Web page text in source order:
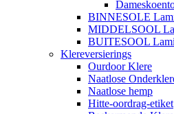
BINNESOLE
MIDDELSOOL
BUITESOOL
Klereversierings
Ourdoor Klere
Naatlose
Naatlose hemp
Hitte-oordrag-etiket